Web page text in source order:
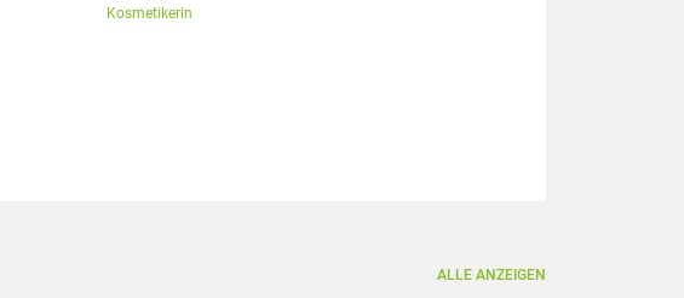
Kosmetikerin
ALLE ANZEIGEN